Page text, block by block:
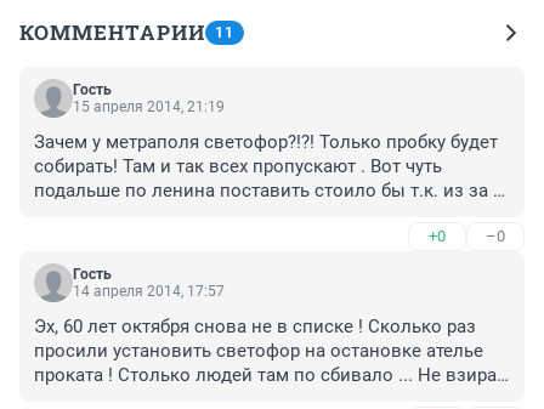
КОММЕНТАРИИ 11
Гость
15 апреля 2014, 21:19
Зачем у метраполя светофор?!?! Только пробку будет
собирать! Там и так всех пропускают . Вот чуть
подальше по ленина поставить стоило бы т.к. из за
+0 –0
Гость
14 апреля 2014, 17:57
Эх, 60 лет октября снова не в списке ! Сколько раз
просили установить светофор на остановке ателье
проката ! Столько людей там по сбивало ... Не взирая